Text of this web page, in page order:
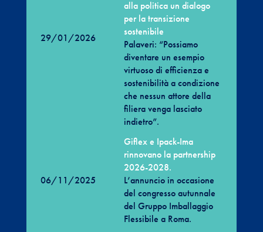
29/01/2026
alla politica un dialogo
per la transizione
sostenibile
Palaveri: “Possiamo
diventare un esempio
virtuoso di efficienza e
sostenibilità a condizione
che nessun attore della
filiera venga lasciato
indietro”.
06/11/2025
Giflex e Ipack-Ima
rinnovano la partnership
2026-2028.
L’annuncio in occasione
del congresso autunnale
del Gruppo Imballaggio
Flessibile a Roma.